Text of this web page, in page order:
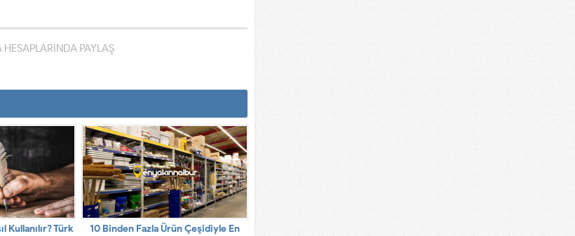
PAYLAŞ
Kullanılır? Türk
10 Binden Fazla Ürün Çeşidiyle En